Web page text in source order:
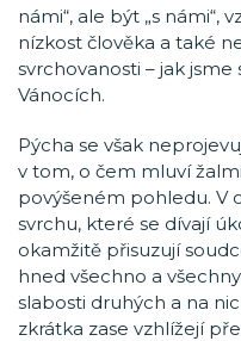
námi“, ale být „s námi“,
nízkost člověka a také
svrchovanosti – jak
Vánocích.
Pýcha se však
v tom, o čem mluví
povýšeném pohledu. V
svrchu, které se dívají
okamžitě přisuzují
hned všechno a
slabosti druhých a na
zkrátka zase vzhlížejí